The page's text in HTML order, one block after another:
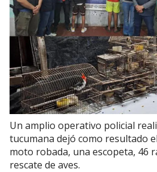
Un amplio operativo policial
tucumana dejó como resultado
moto robada, una escopeta, 46
rescate de aves.